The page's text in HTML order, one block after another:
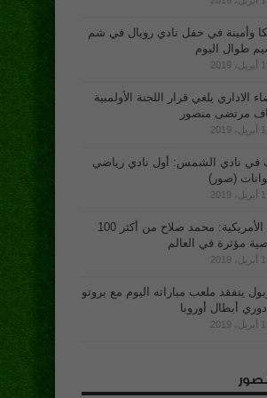
وأمينة في حفل نادي رويال في شم
طوال اليوم
2019
الاداري يلغي قرار اللجنة الأولمبية
مرتضى منصور
2019
في نادي الشمس: أول نادي رياضي
(صور)
2019
تايم الأمريكية: محمد صلاح من أكثر 100
مؤثرة في العالم
2019
يتفقد ملعب مباراته اليوم مع بروتو
أبطال أوروبا
2019